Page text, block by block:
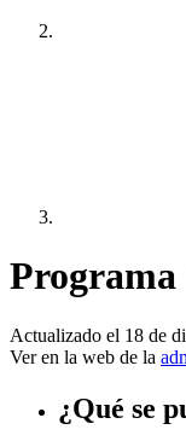
Actualizado el 18 de
Ver en la web de la
¿Qué se